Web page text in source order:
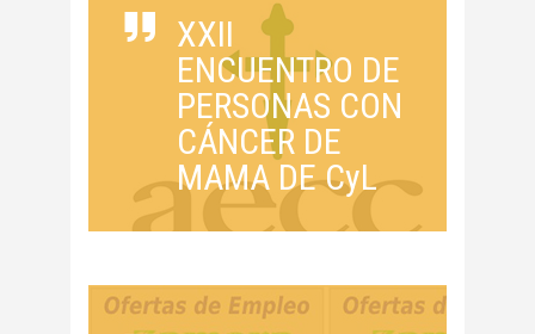
XXII
ENCUENTRO DE
PERSONAS CON
CÁNCER DE
MAMA DE CyL